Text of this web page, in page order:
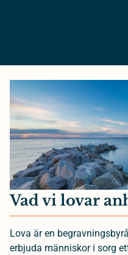
Vad vi lovar
Lova är en
erbjuda människor i sorg